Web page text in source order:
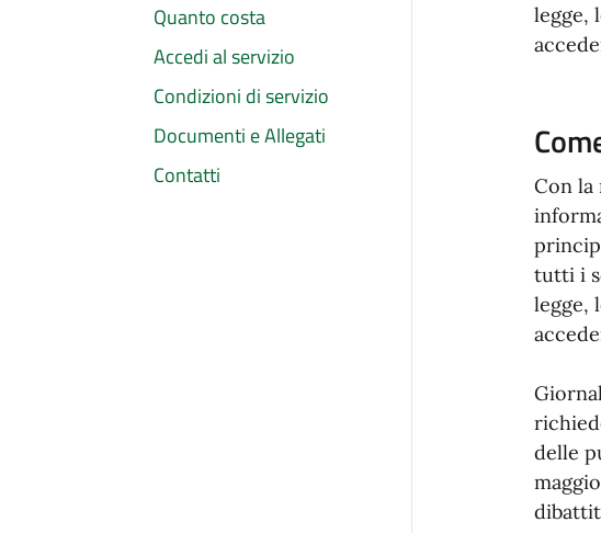
Quanto costa
Accedi al servizio
Condizioni di servizio
Documenti e Allegati
Contatti
legge,
Con la
tutti i
legge,
delle